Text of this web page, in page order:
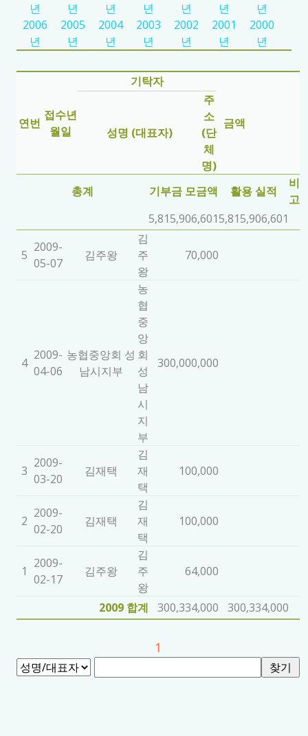
년
년
년
년
년
년
년
2006
년
2005
년
2004
년
2003
년
2002
년
2001
년
2000
년
연번
접수년
월일
기탁자
금액
성명 (대표자)
주
소
(단
체
명)
총계
기부금 모금액 활용 실적
비
고
5,815,906,6015,815,906,601
5
2009-
05-07
김주왕
김
주
왕
70,000
4
2009-
04-06
농협중앙회 성
남시지부
농
협
중
앙
회
성
남
시
지
부
300,000,000
3
2009-
03-20
김재택
김
재
택
100,000
2
2009-
02-20
김재택
김
재
택
100,000
1
2009-
02-17
김주왕
김
주
왕
64,000
2009 합계 300,334,000 300,334,000
1